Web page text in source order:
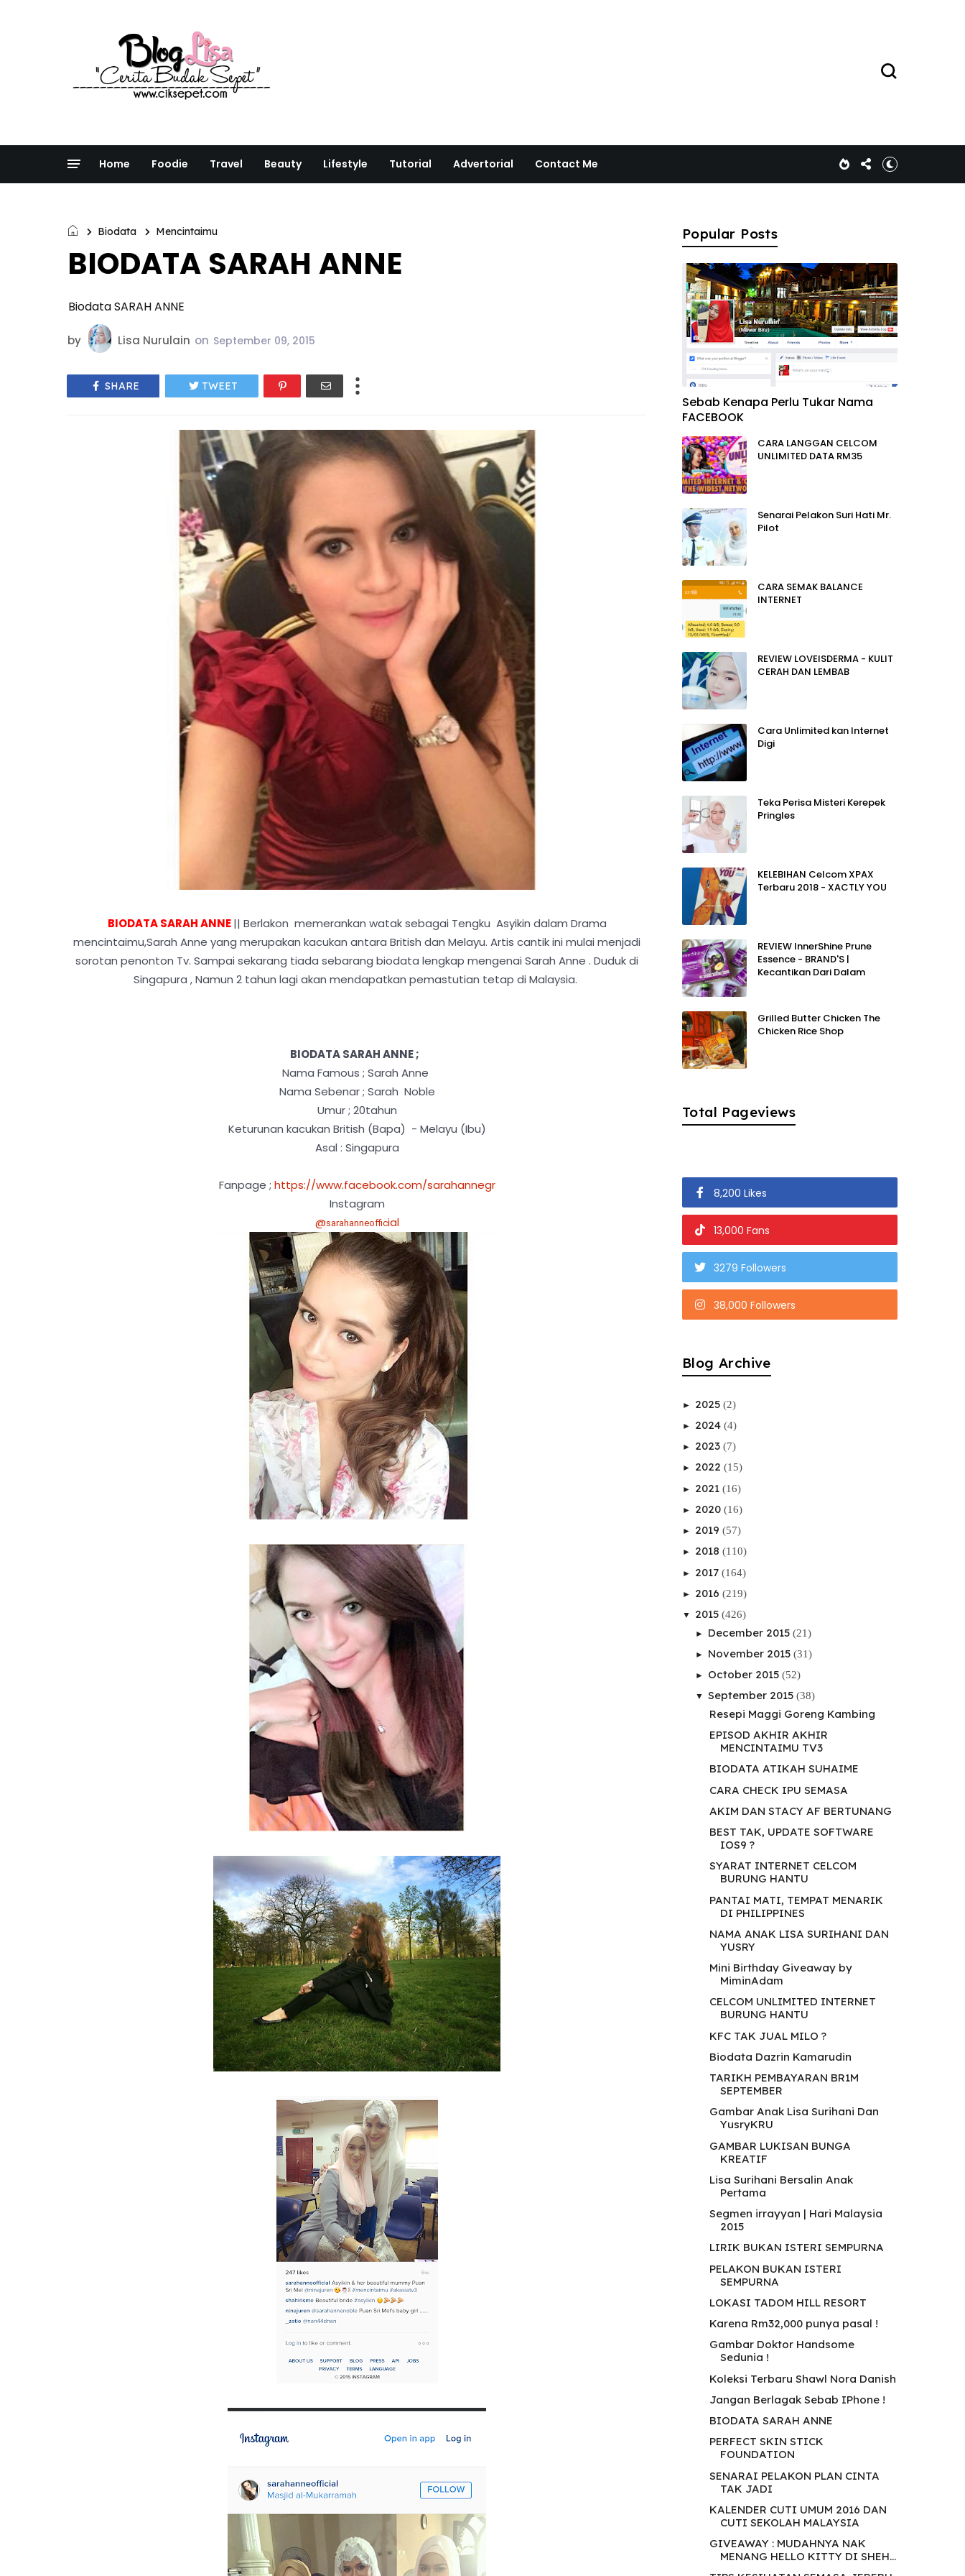
Home Foodie Travel Beauty Lifestyle Tutorial Advertorial Contact Me
Biodata Mencintaimu
BIODATA SARAH ANNE
Biodata SARAH ANNE
by Lisa Nurulain on September 09, 2015
SHARE TWEET
BIODATA SARAH ANNE|| Berlakon memerankan watak sebagai Tengku Asyikin dalam Drama
mencintaimu,Sarah Anne yang merupakan kacukan antara British dan Melayu. Artis cantik ini mulai menjadi
sorotan penonton Tv. Sampai sekarang tiada sebarang biodata lengkap mengenai Sarah Anne . Duduk di
Singapura , Namun 2 tahun lagi akan mendapatkan pemastutian tetap di Malaysia.
BIODATA SARAH ANNE ;
Nama Famous ; Sarah Anne
Nama Sebenar ; Sarah Noble
Umur ; 20tahun
Keturunan kacukan British (Bapa) - Melayu (Ibu)
Asal : Singapura
Fanpage ; https://www.facebook.com/sarahannegr
Instagram
@sarahanneofficial
Popular Posts
Sebab Kenapa Perlu Tukar Nama
FACEBOOK
CARA LANGGAN CELCOM
UNLIMITED DATA RM35
Senarai Pelakon Suri Hati Mr.
Pilot
CARA SEMAK BALANCE
INTERNET
REVIEW LOVEISDERMA - KULIT
CERAH DAN LEMBAB
Cara Unlimited kan Internet
Digi
Teka Perisa Misteri Kerepek
Pringles
KELEBIHAN Celcom XPAX
Terbaru 2018 - XACTLY YOU
REVIEW InnerShine Prune
Essence - BRAND'S |
Kecantikan Dari Dalam
Grilled Butter Chicken The
Chicken Rice Shop
Total Pageviews
8,200 Likes
13,000 Fans
3279 Followers
38,000 Followers
Blog Archive
► 2025 (2)
► 2024 (4)
► 2023 (7)
► 2022 (15)
► 2021 (16)
► 2020 (16)
► 2019 (57)
► 2018 (110)
► 2017 (164)
► 2016 (219)
▼ 2015 (426)
► December 2015 (21)
► November 2015 (31)
► October 2015 (52)
▼ September 2015 (38)
Resepi Maggi Goreng Kambing
EPISOD AKHIR AKHIR
MENCINTAIMU TV3
BIODATA ATIKAH SUHAIME
CARA CHECK IPU SEMASA
AKIM DAN STACY AF BERTUNANG
BEST TAK, UPDATE SOFTWARE
IOS9 ?
SYARAT INTERNET CELCOM
BURUNG HANTU
PANTAI MATI, TEMPAT MENARIK
DI PHILIPPINES
NAMA ANAK LISA SURIHANI DAN
YUSRY
Mini Birthday Giveaway by
MiminAdam
CELCOM UNLIMITED INTERNET
BURUNG HANTU
KFC TAK JUAL MILO ?
Biodata Dazrin Kamarudin
TARIKH PEMBAYARAN BR1M
SEPTEMBER
Gambar Anak Lisa Surihani Dan
YusryKRU
GAMBAR LUKISAN BUNGA
KREATIF
Lisa Surihani Bersalin Anak
Pertama
Segmen irrayyan | Hari Malaysia
2015
LIRIK BUKAN ISTERI SEMPURNA
PELAKON BUKAN ISTERI
SEMPURNA
LOKASI TADOM HILL RESORT
Karena Rm32,000 punya pasal !
Gambar Doktor Handsome
Sedunia !
Koleksi Terbaru Shawl Nora Danish
Jangan Berlagak Sebab IPhone !
BIODATA SARAH ANNE
PERFECT SKIN STICK
FOUNDATION
SENARAI PELAKON PLAN CINTA
TAK JADI
KALENDER CUTI UMUM 2016 DAN
CUTI SEKOLAH MALAYSIA
GIVEAWAY : MUDAHNYA NAK
MENANG HELLO KITTY DI SHEH...